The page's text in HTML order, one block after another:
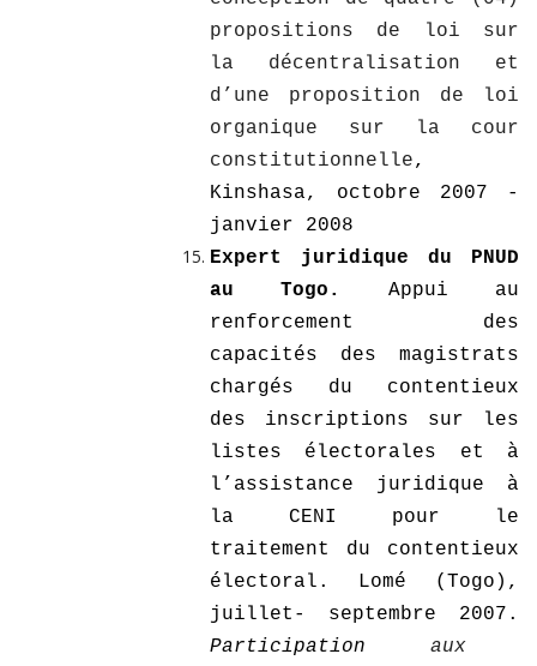
propositions de loi sur
la décentralisation et
d’une proposition de loi
organique sur la cour
constitutionnelle,
Kinshasa, octobre 2007 -
janvier 2008
Expert juridique du PNUD
au Togo.
Appui au
renforcement des
capacités des magistrats
chargés du contentieux
des inscriptions sur les
listes électorales et à
l’assistance juridique à
la CENI pour le
traitement du contentieux
électoral. Lomé (Togo),
juillet- septembre 2007.
Participation aux